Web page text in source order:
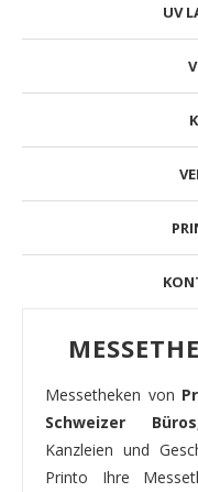
UV
Messetheken von
Schweizer
Kanzleien und
Printo Ihre